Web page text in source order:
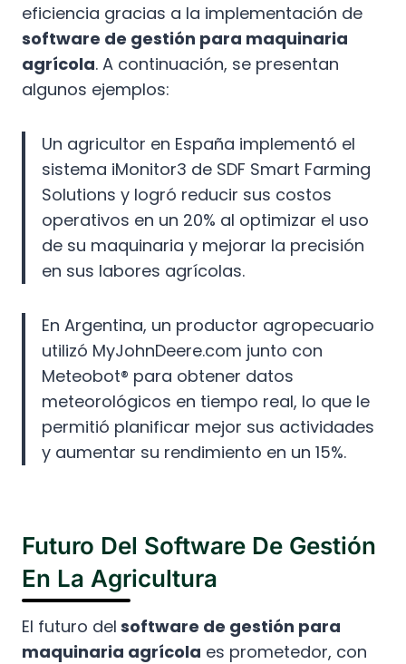
eficiencia gracias a la implementación de
software de gestión para maquinaria
agrícola. A continuación, se presentan
algunos ejemplos:
Un agricultor en España implementó el
sistema iMonitor3 de SDF Smart Farming
Solutions y logró reducir sus costos
operativos en un 20% al optimizar el uso
de su maquinaria y mejorar la precisión
en sus labores agrícolas.
En Argentina, un productor agropecuario
utilizó MyJohnDeere.com junto con
Meteobot® para obtener datos
meteorológicos en tiempo real, lo que le
permitió planificar mejor sus actividades
y aumentar su rendimiento en un 15%.
Futuro Del Software De Gestión
En La Agricultura
El futuro del software de gestión para
maquinaria agrícola es prometedor, con